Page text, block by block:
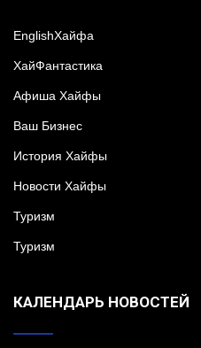
EnglishХайфа
XайФантастика
Афиша Хайфы
Ваш Бизнес
История Хайфы
Новости Хайфы
Туризм
Туризм
КАЛЕНДАРЬ НОВОСТЕЙ